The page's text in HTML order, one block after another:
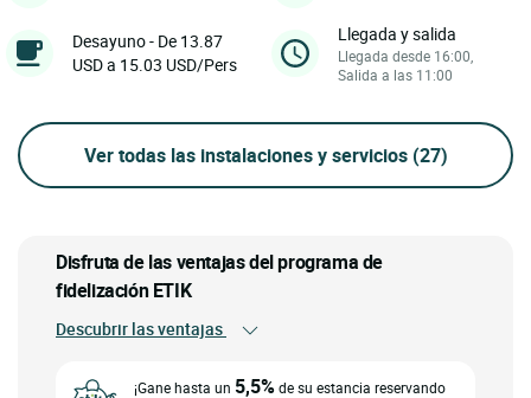
Desayuno - De 13.87
USD a 15.03 USD/Pers
Llegada y salida
Llegada desde 16:00,
Salida a las 11:00
Ver todas las instalaciones y servicios (27)
Disfruta de las ventajas del programa de
fidelización ETIK
Descubrir las ventajas
¡Gane hasta un 5,5%de su estancia reservando